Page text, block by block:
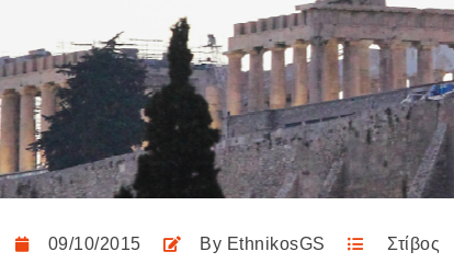
09/10/2015 By EthnikosGS Στίβος